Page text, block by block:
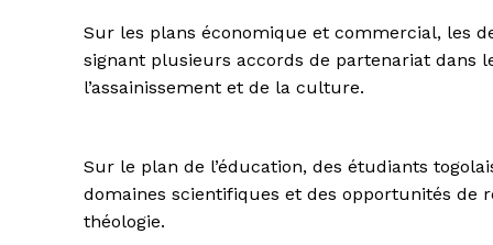
Sur les plans économique et commercial, les
signant plusieurs accords de partenariat dans
l’assainissement et de la culture.
Sur le plan de l’éducation, des étudiants
domaines scientifiques et des opportunités de
théologie.